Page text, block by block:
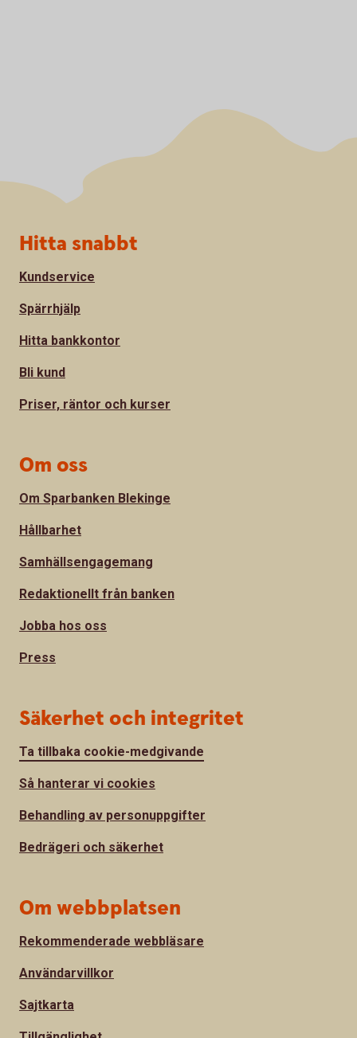
Sidfot
Hitta snabbt
Kundservice
Spärrhjälp
Hitta bankkontor
Bli kund
Priser, räntor och kurser
Om oss
Om Sparbanken Blekinge
Hållbarhet
Samhällsengagemang
Redaktionellt från banken
Jobba hos oss
Press
Säkerhet och integritet
Ta tillbaka cookie-medgivande
Så hanterar vi cookies
Behandling av personuppgifter
Bedrägeri och säkerhet
Om webbplatsen
Rekommenderade webbläsare
Användarvillkor
Sajtkarta